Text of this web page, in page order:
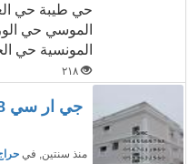
حي طيبة حي
الموسي حي
المونسية حي
٢١٨
جي ار سي 0545569798
منذ سنتين, في